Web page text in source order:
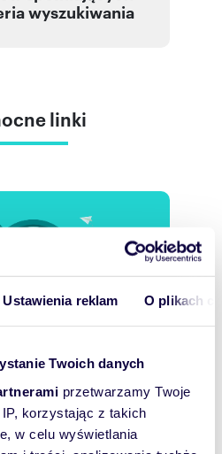
Ustawienia reklam O plikach
Twoich danych
przetwarzamy Twoje
korzystając z takich
w celu wyświetlania
wyszukiwania
linki
otrzymać
o nowych
tej kategorii?